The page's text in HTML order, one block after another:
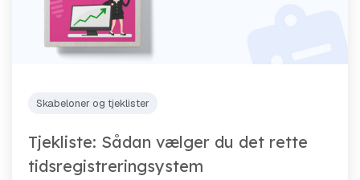
Skabeloner og tjeklister
Tjekliste: Sådan vælger du det rette
tidsregistreringsystem